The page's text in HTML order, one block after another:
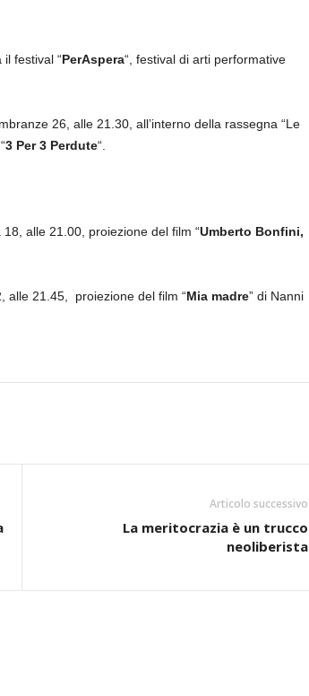
il festival “PerAspera“, festival di arti performative
26, alle 21.30, all’interno della rassegna “Le
3 Per 3 Perdute“.
alle 21.00, proiezione del film “Umberto Bonfini,
alle 21.45, proiezione del film “Mia madre” di Nanni
Articolo successivo
La meritocrazia è un trucco
neoliberista